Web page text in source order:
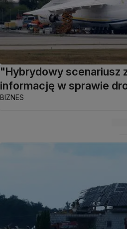
"Hybrydowy scenariusz
informację w sprawie
BIZNES